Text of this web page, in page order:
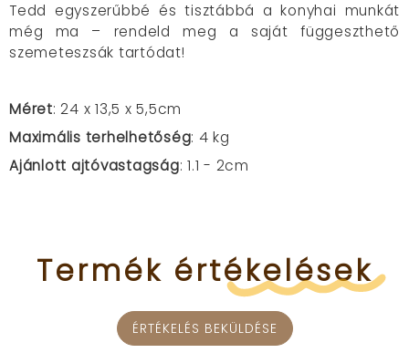
Tedd egyszerűbbé és tisztábbá a konyhai munkát
még ma – rendeld meg a saját függeszthető
szemeteszsák tartódat!
Méret: 24 x 13,5 x 5,5cm
Maximális terhelhetőség: 4 kg
Ajánlott ajtóvastagság: 1.1 - 2cm
Termék értékelések
ÉRTÉKELÉS BEKÜLDÉSE